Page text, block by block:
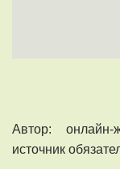
Автор:
источник